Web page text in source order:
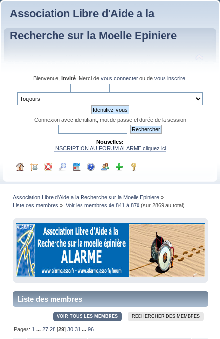
Association Libre d'Aide a la
Recherche sur la Moelle Epiniere
Bienvenue, Invité . Merci de vous connecter ou de vous inscrire
Connexion avec identifiant, mot de passe et durée de la session
Nouvelles:
INSCRIPTION AU FORUM ALARME cliquez ici
Association Libre d'Aide a la Recherche sur la Moelle Epiniere »
Liste des membres » Voir les membres de 841 à 870(sur 2869 au total)
Liste des membres
E F G H I J K L M N O P Q R S T U V W X Y Z
VOIR TOUS LES MEMBRES RECHERCHER DES MEMBRES
Pages: 1 ...27 28 [29]30 31 ...96